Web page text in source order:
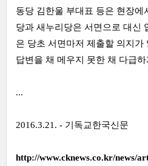
동당 김한울 부대표 등은 현장에
당과 새누리당은 서면으로 대신
은 당초 서면마저 제출할 의지가
답변을 채 메우지 못한 채 다급
...
2016.3.21. - 기독교한국신문
http://www.cknews.co.kr/news/